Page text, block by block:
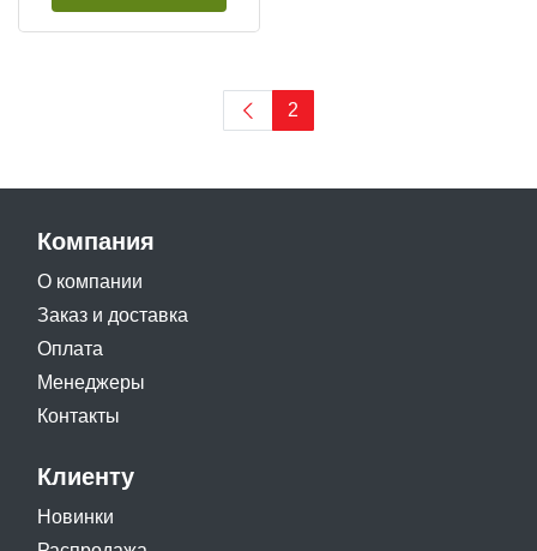
2
Компания
О компании
Заказ и доставка
Оплата
Менеджеры
Контакты
Клиенту
Новинки